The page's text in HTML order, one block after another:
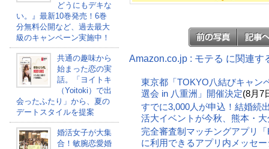
どうにもデキな
い。』最新10巻発売！6巻
分無料公開など、過去最大
級のキャンペーン実施中！
共通の趣味から
始まった恋の実
話。「ヨイトキ
（Yoitoki）で出
会ったふたり」から、夏の
デートスタイルを提案
婚活女子が大集
合！敏腕恋愛婚
Amazon.co.jp : モテる に関連す
東京都「TOKYO八結びキャン
選会 in 八重洲」開催決定(8月7
すでに3,000人が申込！結婚続
活大イベントが今秋、熊本・
完全審査制マッチングアプリ
に利用できるアプリ内メッセ